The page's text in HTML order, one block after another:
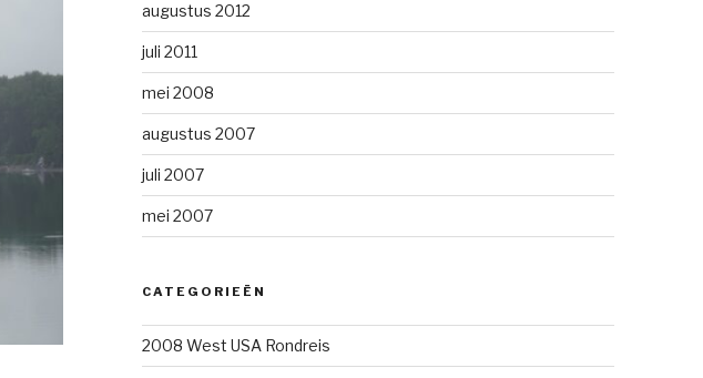
augustus 2012
juli 2011
mei 2008
augustus 2007
juli 2007
mei 2007
CATEGORIEËN
2008 West USA Rondreis